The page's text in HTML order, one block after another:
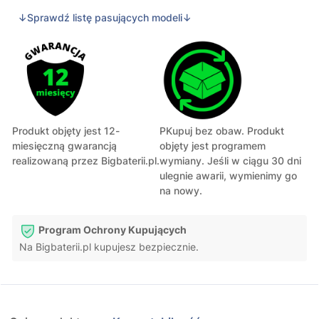
↓Sprawdź listę pasujących modeli↓
Produkt objęty jest 12-
miesięczną gwarancją
realizowaną przez Bigbaterii.pl.
PKupuj bez obaw. Produkt
objęty jest programem
wymiany. Jeśli w ciągu 30 dni
ulegnie awarii, wymienimy go
na nowy.
Program Ochrony Kupujących
Na Bigbaterii.pl kupujesz bezpiecznie.